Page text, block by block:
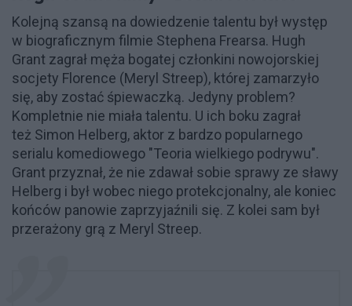
Kolejną szansą na dowiedzenie talentu był występ
w biograficznym filmie Stephena Frearsa. Hugh
Grant zagrał męża bogatej członkini nowojorskiej
socjety Florence (Meryl Streep), której zamarzyło
się, aby zostać śpiewaczką. Jedyny problem?
Kompletnie nie miała talentu. U ich boku zagrał
też Simon Helberg, aktor z bardzo popularnego
serialu komediowego "Teoria wielkiego podrywu".
Grant przyznał, że nie zdawał sobie sprawy ze sławy
Helberg i był wobec niego protekcjonalny, ale koniec
końców panowie zaprzyjaźnili się. Z kolei sam był
przerażony grą z Meryl Streep.